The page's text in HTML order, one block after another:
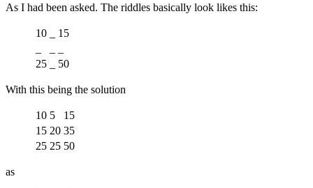
As I had been asked. The riddles basically look likes this:
10
15
25
50
With this being the solution
10 5
15
15 20 35
25 25 50
as